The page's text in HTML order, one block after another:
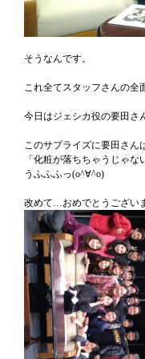
そうなんです。
これ全てスタッフさんの全
今日はジェシカ役の要田さ
このサプライズに要田さん
「化粧が落ちちゃうじゃな
うふふふっ(o^∀^o)
改めて…おめでとうござい